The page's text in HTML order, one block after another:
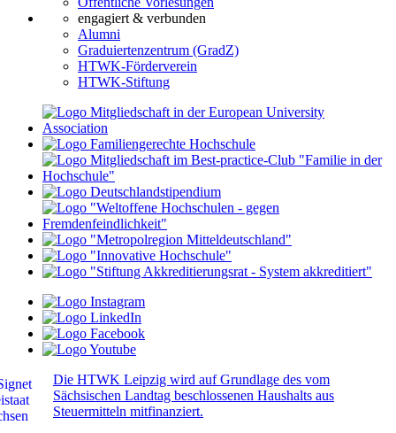
engagiert & verbunden
Alumni
Graduiertenzentrum (GradZ)
HTWK-Förderverein
HTWK-Stiftung
Die HTWK Leipzig wird auf Grundlage des vom
Sächsischen Landtag beschlossenen Haushalts aus
Steuermitteln mitfinanziert.